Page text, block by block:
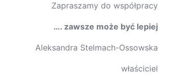
Zapraszamy do współpracy
…. zawsze może być lepiej
Aleksandra Stelmach-Ossowska
właściciel